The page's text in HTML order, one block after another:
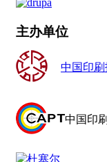
主办单位
中国印
中国印